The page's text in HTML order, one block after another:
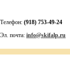
Телефон: (918) 753-49-24
Эл. почта: info@skifalp.ru